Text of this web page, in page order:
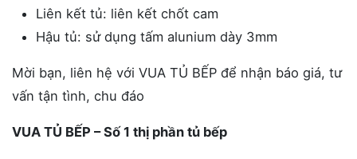
Liên kết tủ: liên kết chốt cam
Hậu tủ: sử dụng tấm alunium dày 3mm
Mời bạn, liên hệ với VUA TỦ BẾP để nhận báo giá, tư
vấn tận tình, chu đáo
VUA TỦ BẾP – Số 1 thị phần tủ bếp